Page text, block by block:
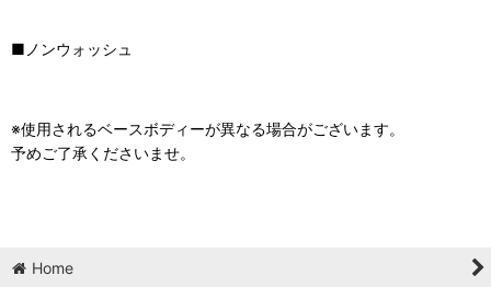
■ノンウォッシュ
※使用されるベースボディーが異なる場合がございます。
予めご了承くださいませ。
Home